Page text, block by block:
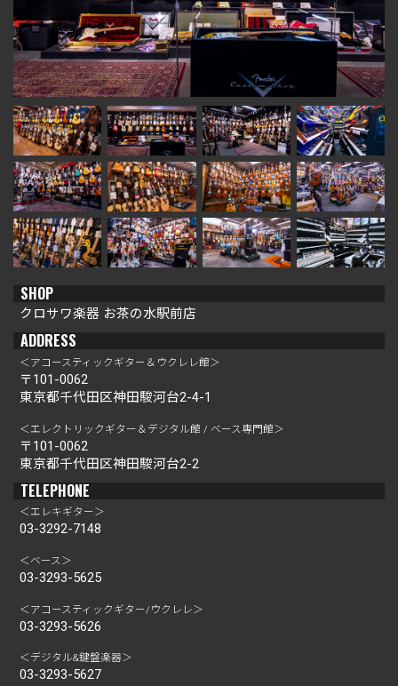
SHOP
クロサワ楽器 お茶の水駅前店
ADDRESS
＜アコースティックギター＆ウクレレ館＞
〒101-0062
東京都千代田区神田駿河台2-4-1
＜エレクトリックギター＆デジタル館 / ベース専門館＞
〒101-0062
東京都千代田区神田駿河台2-2
TELEPHONE
＜エレキギター＞
03-3292-7148
＜ベース＞
03-3293-5625
＜アコースティックギター/ウクレレ＞
03-3293-5626
＜デジタル&鍵盤楽器＞
03-3293-5627